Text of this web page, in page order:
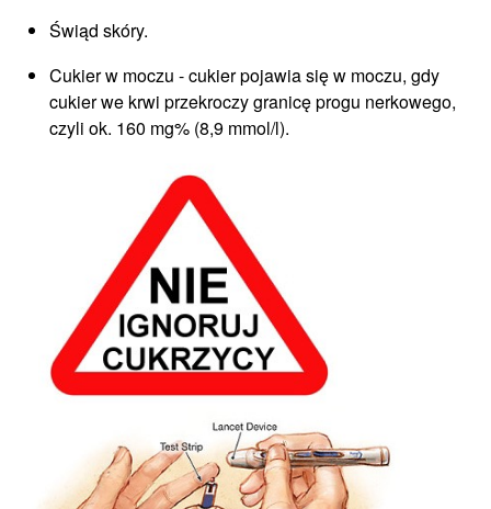
Świąd skóry.
Cukier w moczu - cukier pojawia się w moczu, gdy
cukier we krwi przekroczy granicę progu nerkowego,
czyli ok. 160 mg% (8,9 mmol/l).